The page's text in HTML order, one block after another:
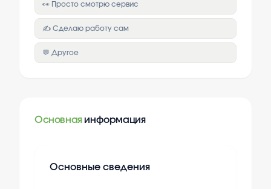
👀 Просто смотрю сервис
✍️ Сделаю работу сам
💬 Другое
Основная информация
Основные сведения